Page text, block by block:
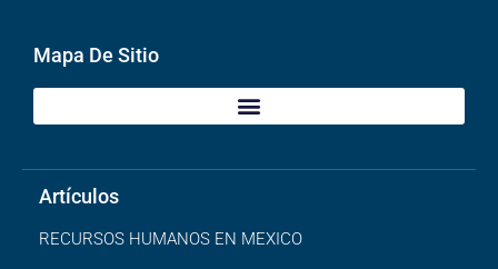
Mapa De Sitio
Artículos
RECURSOS HUMANOS EN MEXICO